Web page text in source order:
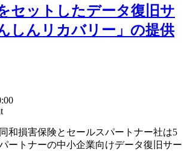
セットしたデータ復旧サ
しんリカバリー」の提供
和損害保険とセールスパートナー社は5
ートナーの中小企業向けデータ復旧サー